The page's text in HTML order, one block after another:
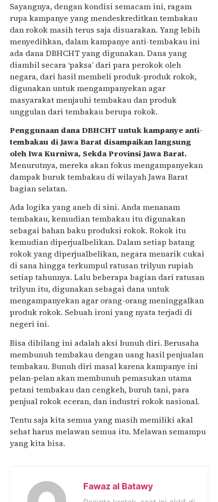
Sayangnya, dengan kondisi semacam ini, ragam
rupa kampanye yang mendeskreditkan tembakau
dan rokok masih terus saja disuarakan. Yang lebih
menyedihkan, dalam kampanye anti-tembakau ini
ada dana DBHCHT yang digunakan. Dana yang
diambil secara ‘paksa’ dari para perokok oleh
negara, dari hasil membeli produk-produk rokok,
digunakan untuk mengampanyekan agar
masyarakat menjauhi tembakau dan produk
unggulan dari tembakau berupa rokok.
Penggunaan dana DBHCHT untuk kampanye anti-
tembakau di Jawa Barat disampaikan langsung
oleh Iwa Kurniwa, Sekda Provinsi Jawa Barat.
Menurutnya, mereka akan fokus mengampanyekan
dampak buruk tembakau di wilayah Jawa Barat
bagian selatan.
Ada logika yang aneh di sini. Anda menanam
tembakau, kemudian tembakau itu digunakan
sebagai bahan baku produksi rokok. Rokok itu
kemudian diperjualbelikan. Dalam setiap batang
rokok yang diperjualbelikan, negara menarik cukai
di sana hingga terkumpul ratusan trilyun rupiah
setiap tahunnya. Lalu beberapa bagian dari ratusan
trilyun itu, digunakan sebagai dana untuk
mengampanyekan agar orang-orang meninggalkan
produk rokok. Sebuah ironi yang nyata terjadi di
negeri ini.
Bisa dibilang ini adalah aksi bunuh diri. Berusaha
membunuh tembakau dengan uang hasil penjualan
tembakau. Bunuh diri masal karena kampanye ini
pelan-pelan akan membunuh pemasukan utama
petani tembakau dan cengkeh, buruh tani, para
penjual rokok eceran, dan industri rokok nasional.
Tentu saja kita semua yang masih memiliki akal
sehat harus melawan semua itu. Melawan semampu
yang kita bisa.
Fawaz al Batawy